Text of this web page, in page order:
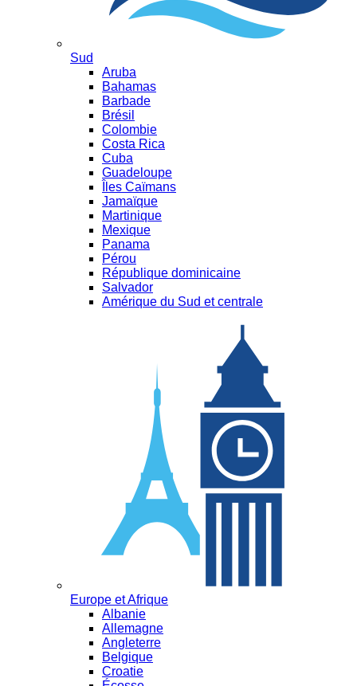
Sud
Aruba
Bahamas
Barbade
Brésil
Colombie
Costa Rica
Cuba
Guadeloupe
Îles Caïmans
Jamaïque
Martinique
Mexique
Panama
Pérou
République dominicaine
Salvador
Amérique du Sud et centrale
Europe et Afrique
Albanie
Allemagne
Angleterre
Belgique
Croatie